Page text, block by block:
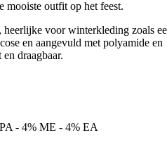
mooiste outfit op het feest.
voor winterkleding zoals
en aangevuld met polyamide en
draagbaar.
- 4% ME - 4% EA